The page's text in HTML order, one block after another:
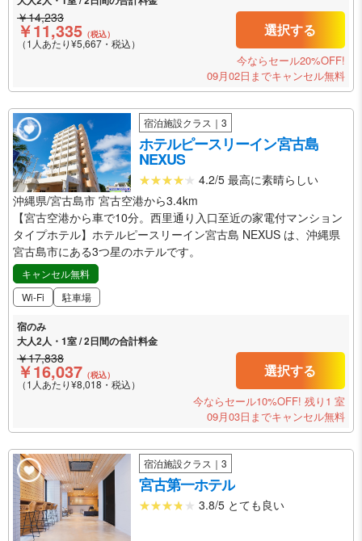
￥14,233
￥11,335 （税込）
（1人あたり¥5,667・税込）
選択する
今ならセール20%OFF!
09月02日までキャンセル無料
宿泊施設クラス｜3
ホテルピースリーイン宮古島
NEXUS
4.2/5 最高に素晴らしい
沖縄県/宮古島市 宮古空港から3.4km
【宮古空港から車で10分。西里通り入口至近の家電付マンション
タイプホテル】ホテルピースリーイン宮古島 NEXUS は、沖縄県
宮古島市にある3つ星のホテルです。
キャンセル無料
Wi-Fi
駐車場
宿のみ
大人2人・1室 / 2日間の合計料金
￥17,838
￥16,037 （税込）
（1人あたり¥8,018・税込）
選択する
今ならセール10%OFF! 残り1 室
09月03日までキャンセル無料
宿泊施設クラス｜3
宮古第一ホテル
3.8/5 とても良い